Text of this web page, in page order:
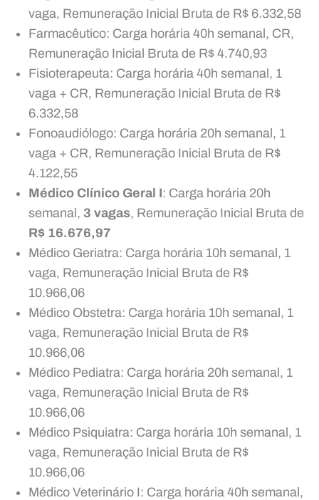
vaga, Remuneração Inicial Bruta de R$ 6.332,58
Farmacêutico: Carga horária 40h semanal, CR,
Remuneração Inicial Bruta de R$ 4.740,93
Fisioterapeuta: Carga horária 40h semanal, 1
vaga + CR, Remuneração Inicial Bruta de R$
6.332,58
Fonoaudiólogo: Carga horária 20h semanal, 1
vaga + CR, Remuneração Inicial Bruta de R$
4.122,55
Médico Clínico Geral I: Carga horária 20h
semanal, 3 vagas, Remuneração Inicial Bruta de
R$ 16.676,97
Médico Geriatra: Carga horária 10h semanal, 1
vaga, Remuneração Inicial Bruta de R$
10.966,06
Médico Obstetra: Carga horária 10h semanal, 1
vaga, Remuneração Inicial Bruta de R$
10.966,06
Médico Pediatra: Carga horária 20h semanal, 1
vaga, Remuneração Inicial Bruta de R$
10.966,06
Médico Psiquiatra: Carga horária 10h semanal, 1
vaga, Remuneração Inicial Bruta de R$
10.966,06
Médico Veterinário I: Carga horária 40h semanal,